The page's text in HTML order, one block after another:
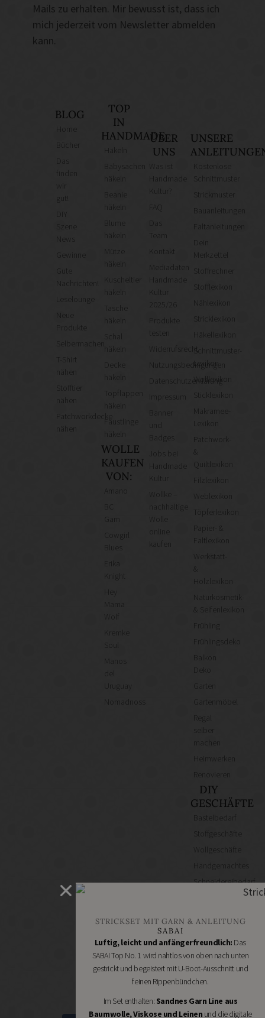
Mails zu erhalten. Mir bewusst ist, dass ich
mich jederzeit vom Newsletter abmelden
kann.
BLOG
finden
gut!
News
Gute
Nachrichten!
Leselounge
Neue
Produkte
Selbermachen
T-Shirt
Stofftier
Patchworkdecke
TOP
IN
HANDMADE
häkeln
häkeln
Mütze
häkeln
Kuscheltier
Tasche
häkeln
häkeln
Topflappen
häkeln
Fäustlinge
häkeln
WOLLE
KAUFEN
VON:
Cowgirl
Knight
Mama
Wolf
Kremke
Manos
Uruguay
Nomadnoss
ÜBER
UNS
Was ist
Kultur?
Das
Team
Kontakt
Mediadaten
Kultur
2025/26
Produkte
testen
Widerrufsrecht
Nutzungsbedingungen
Datenschutzerklärung
Kultur
Wollke –
nachhaltige
kaufen
UNSERE
Kostenlose
Schnittmuster
Strickmuster
Bauanleitungen
Faltanleitungen
Merkzettel
Stoffrechner
Stofflexikon
Nählexikon
Stricklexikon
Häkellexikon
Schnittmuster-
Lexikon
Wolllexikon
Sticklexikon
Makramee-
Lexikon
Patchwork-
&
Quiltlexikon
Filzlexikon
Weblexikon
Töpferlexikon
Papier- &
Faltlexikon
Werkstatt-
&
Holzlexikon
Naturkosmetik-
& Seifenlexikon
Frühling
Frühlingsdeko
Deko
Garten
Gartenmöbel
Regal
Heimwerken
DIY
GESCHÄFTE
Bastelbedarf
Stoffgeschäfte
Wollgeschäfte
Handgemachtes
Schneidereibedarf
Handarbeitszubehör
Online
Shops
Schmuckzubehör
Nähmaschinen
STRICKSET MIT GARN & ANLEITUNG
SABAI
Luftig, leicht und anfängerfreundlich: Das
SABAI Top No. 1 wird nahtlos von oben nach unten
gestrickt und begeistert mit U-Boot-Ausschnitt und
feinen Rippenbündchen.
Im Set enthalten: Sandnes Garn Line aus
Baumwolle, Viskose und Leinen und die digitale